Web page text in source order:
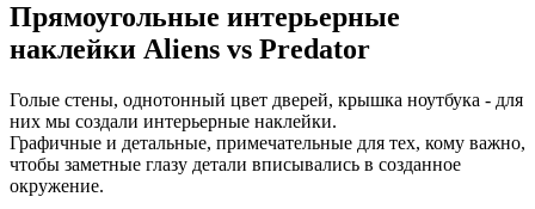
Прямоугольные интерьерные
наклейки Aliens vs Predator
Голые стены, однотонный цвет дверей, крышка ноутбука - для
них мы создали интерьерные наклейки.
Графичные и детальные, примечательные для тех, кому важно,
чтобы заметные глазу детали вписывались в созданное
окружение.